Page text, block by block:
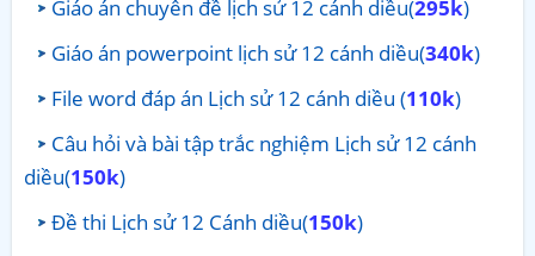
Giáo án chuyên đề lịch sử 12 cánh diều(295k)
Giáo án powerpoint lịch sử 12 cánh diều(340k)
File word đáp án Lịch sử 12 cánh diều (110k)
Câu hỏi và bài tập trắc nghiệm Lịch sử 12 cánh
diều(150k)
Đề thi Lịch sử 12 Cánh diều(150k)